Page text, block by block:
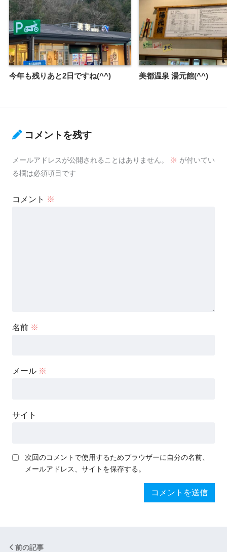
今年も残りあと2日ですね(^^) 美都温泉 湯元館(^^)
コメントを残す
メールアドレスが公開されることはありません。 ※ が付いてい
る欄は必須項目です
コメント ※
名前 ※
メール ※
サイト
次回のコメントで使用するためブラウザーに自分の名前、
メールアドレス、サイトを保存する。
前の記事